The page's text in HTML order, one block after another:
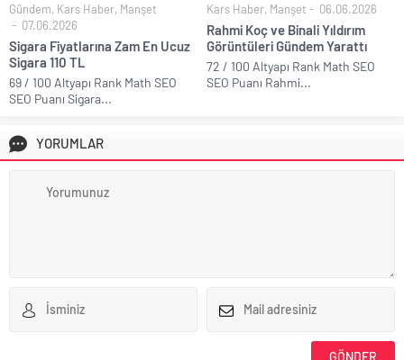
Gündem, Kars Haber, Manşet
07.06.2026
Sigara Fiyatlarına Zam En Ucuz
Sigara 110 TL
69 / 100 Altyapı Rank Math SEO
SEO Puanı Sigara...
Kars Haber, Manşet 06.06.2026
Rahmi Koç ve Binali Yıldırım
Görüntüleri Gündem Yarattı
72 / 100 Altyapı Rank Math SEO
SEO Puanı Rahmi...
YORUMLAR